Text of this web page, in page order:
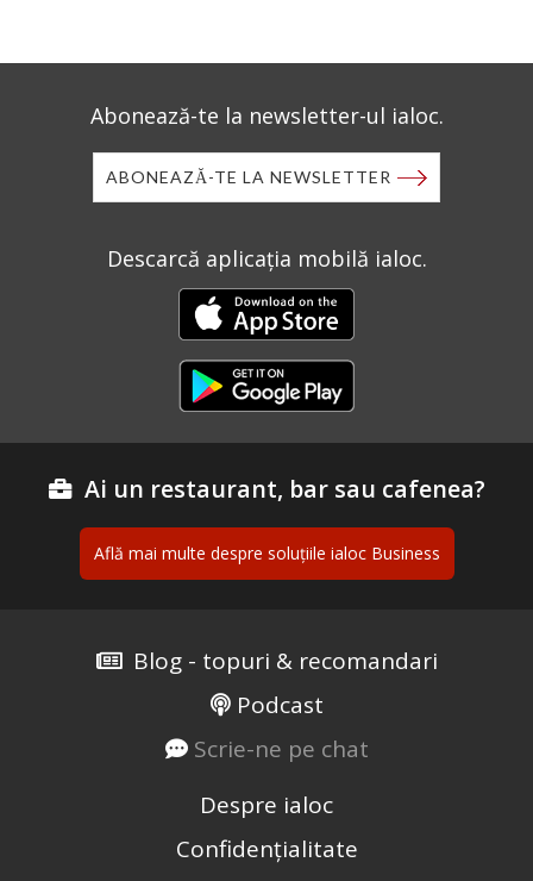
Abonează-te la newsletter-ul ialoc.
ABONEAZĂ-TE LA NEWSLETTER
Descarcă aplicația mobilă ialoc.
Ai un restaurant, bar sau cafenea?
Află mai multe despre soluțiile ialoc Business
Blog - topuri & recomandari
Podcast
Scrie-ne pe chat
Despre ialoc
Confidențialitate